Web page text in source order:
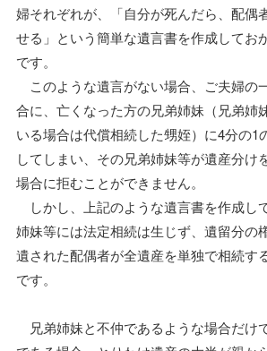
婦それぞれが、「自分が死んだら、配偶
せる」という簡単な遺言書を作成してお
です。
このような遺言がない場合、ご夫婦の
合に、亡くなった方の兄弟姉妹（兄弟姉
いる場合は代償相続した甥姪）に4分の1
してしまい、その兄弟姉妹等が遺産分け
場合に拒むことができません。
しかし、上記のような遺言書を作成し
姉妹等には法定相続は生じず、遺留分の
遺された配偶者が全遺産を単独で相続す
です。
兄弟姉妹と不仲であるような場合だけ